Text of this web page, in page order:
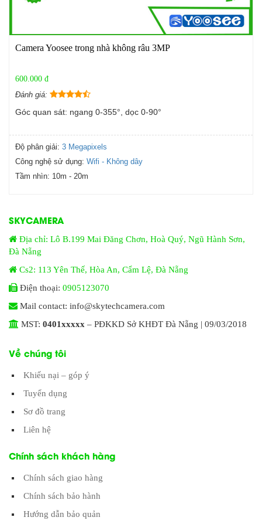
Camera Yoosee trong nhà không râu 3MP
600.000 đ
Đánh giá:
Góc quan sát: ngang 0-355°, dọc 0-90°
Độ phân giải: 3 Megapixels
Công nghệ sử dụng: Wifi - Không dây
Tầm nhìn: 10m - 20m
SKYCAMERA
Địa chỉ: Lô B.199 Mai Đăng Chơn, Hoà Quý, Ngũ Hành Sơn,
Đà Nẵng
Cs2: 113 Yên Thế, Hòa An, Cẩm Lệ, Đà Nẵng
Điện thoại: 0905123070
Mail contact: info@skytechcamera.com
MST: 0401xxxxx – PĐKKD Sở KHĐT Đà Nẵng | 09/03/2018
Về chúng tôi
Khiếu nại – góp ý
Tuyển dụng
Sơ đồ trang
Liên hệ
Chính sách khách hàng
Chính sách giao hàng
Chính sách bảo hành
Hướng dẫn bảo quản